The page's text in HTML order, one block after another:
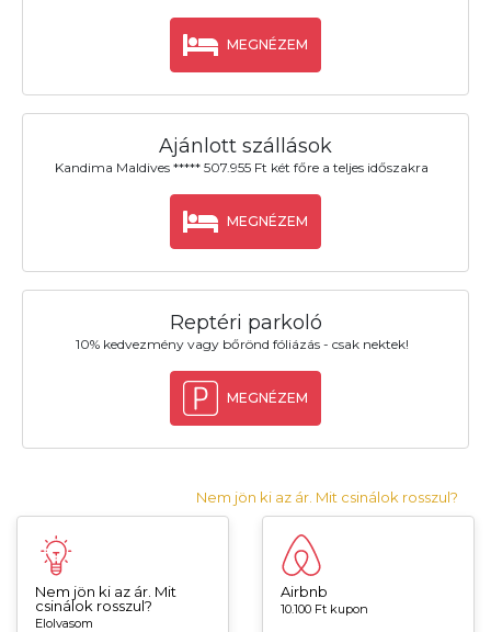
MEGNÉZEM
Ajánlott szállások
Kandima Maldives ***** 507.955 Ft két főre a teljes időszakra
MEGNÉZEM
Reptéri parkoló
10% kedvezmény vagy bőrönd fóliázás - csak nektek!
MEGNÉZEM
Nem jön ki az ár. Mit csinálok rosszul?
Nem jön ki az ár. Mit
csinálok rosszul?
Elolvasom
Airbnb
10.100 Ft kupon